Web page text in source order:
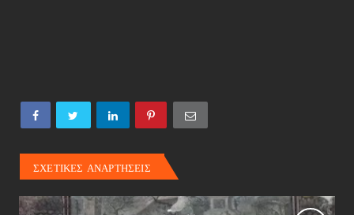
ΣΧΕΤΙΚΕΣ ΑΝΑΡΤΗΣΕΙΣ